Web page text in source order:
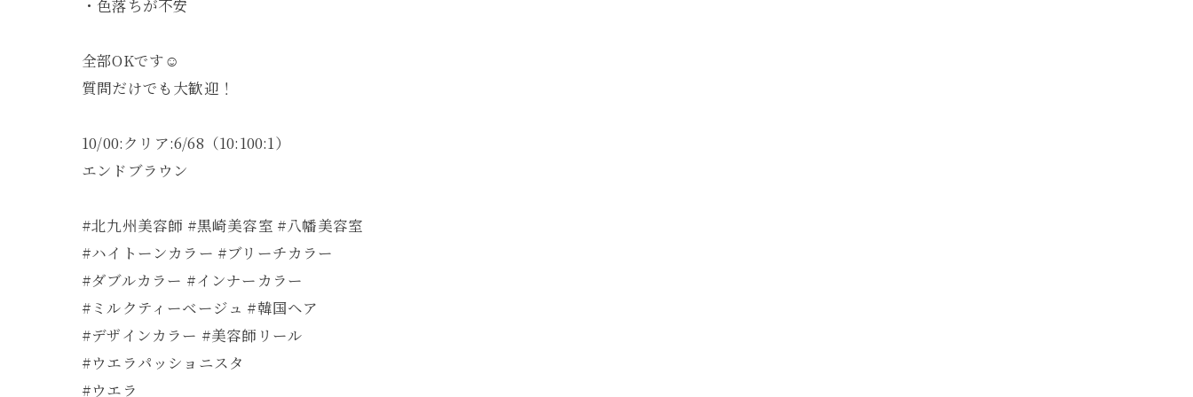
・色落ちが不安
全部OKです☺️
質問だけでも大歓迎！
10/00:クリア:6/68（10:100:1）
エンドブラウン
#北九州美容師 #黒崎美容室 #八幡美容室
#ハイトーンカラー #ブリーチカラー
#ダブルカラー #インナーカラー
#ミルクティーベージュ #韓国ヘア
#デザインカラー #美容師リール
#ウエラパッショニスタ
#ウエラ